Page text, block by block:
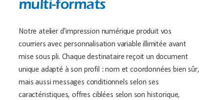
multi-formats
Notre atelier d’impression numérique produit vos
courriers avec personnalisation variable illimitée avant
mise sous pli. Chaque destinataire reçoit un document
unique adapté à son profil : nom et coordonnées bien sûr,
mais aussi messages conditionnels selon ses
caractéristiques, offres ciblées selon son historique,